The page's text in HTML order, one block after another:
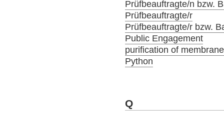
Prüfbeauftragte/n bzw.
Prüfbeauftragte/r
Prüfbeauftragte/r bzw.
Public Engagement
purification of
Python
Q